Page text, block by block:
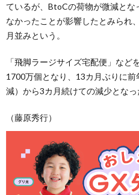
ているが、BtoCの荷物が微減と
なかったことが影響したとみられ
月並みという。
「飛脚ラージサイズ宅配便」な
1700万個となり、13カ月ぶりに
減）から3カ月続けての減少となっ
（藤原秀行）